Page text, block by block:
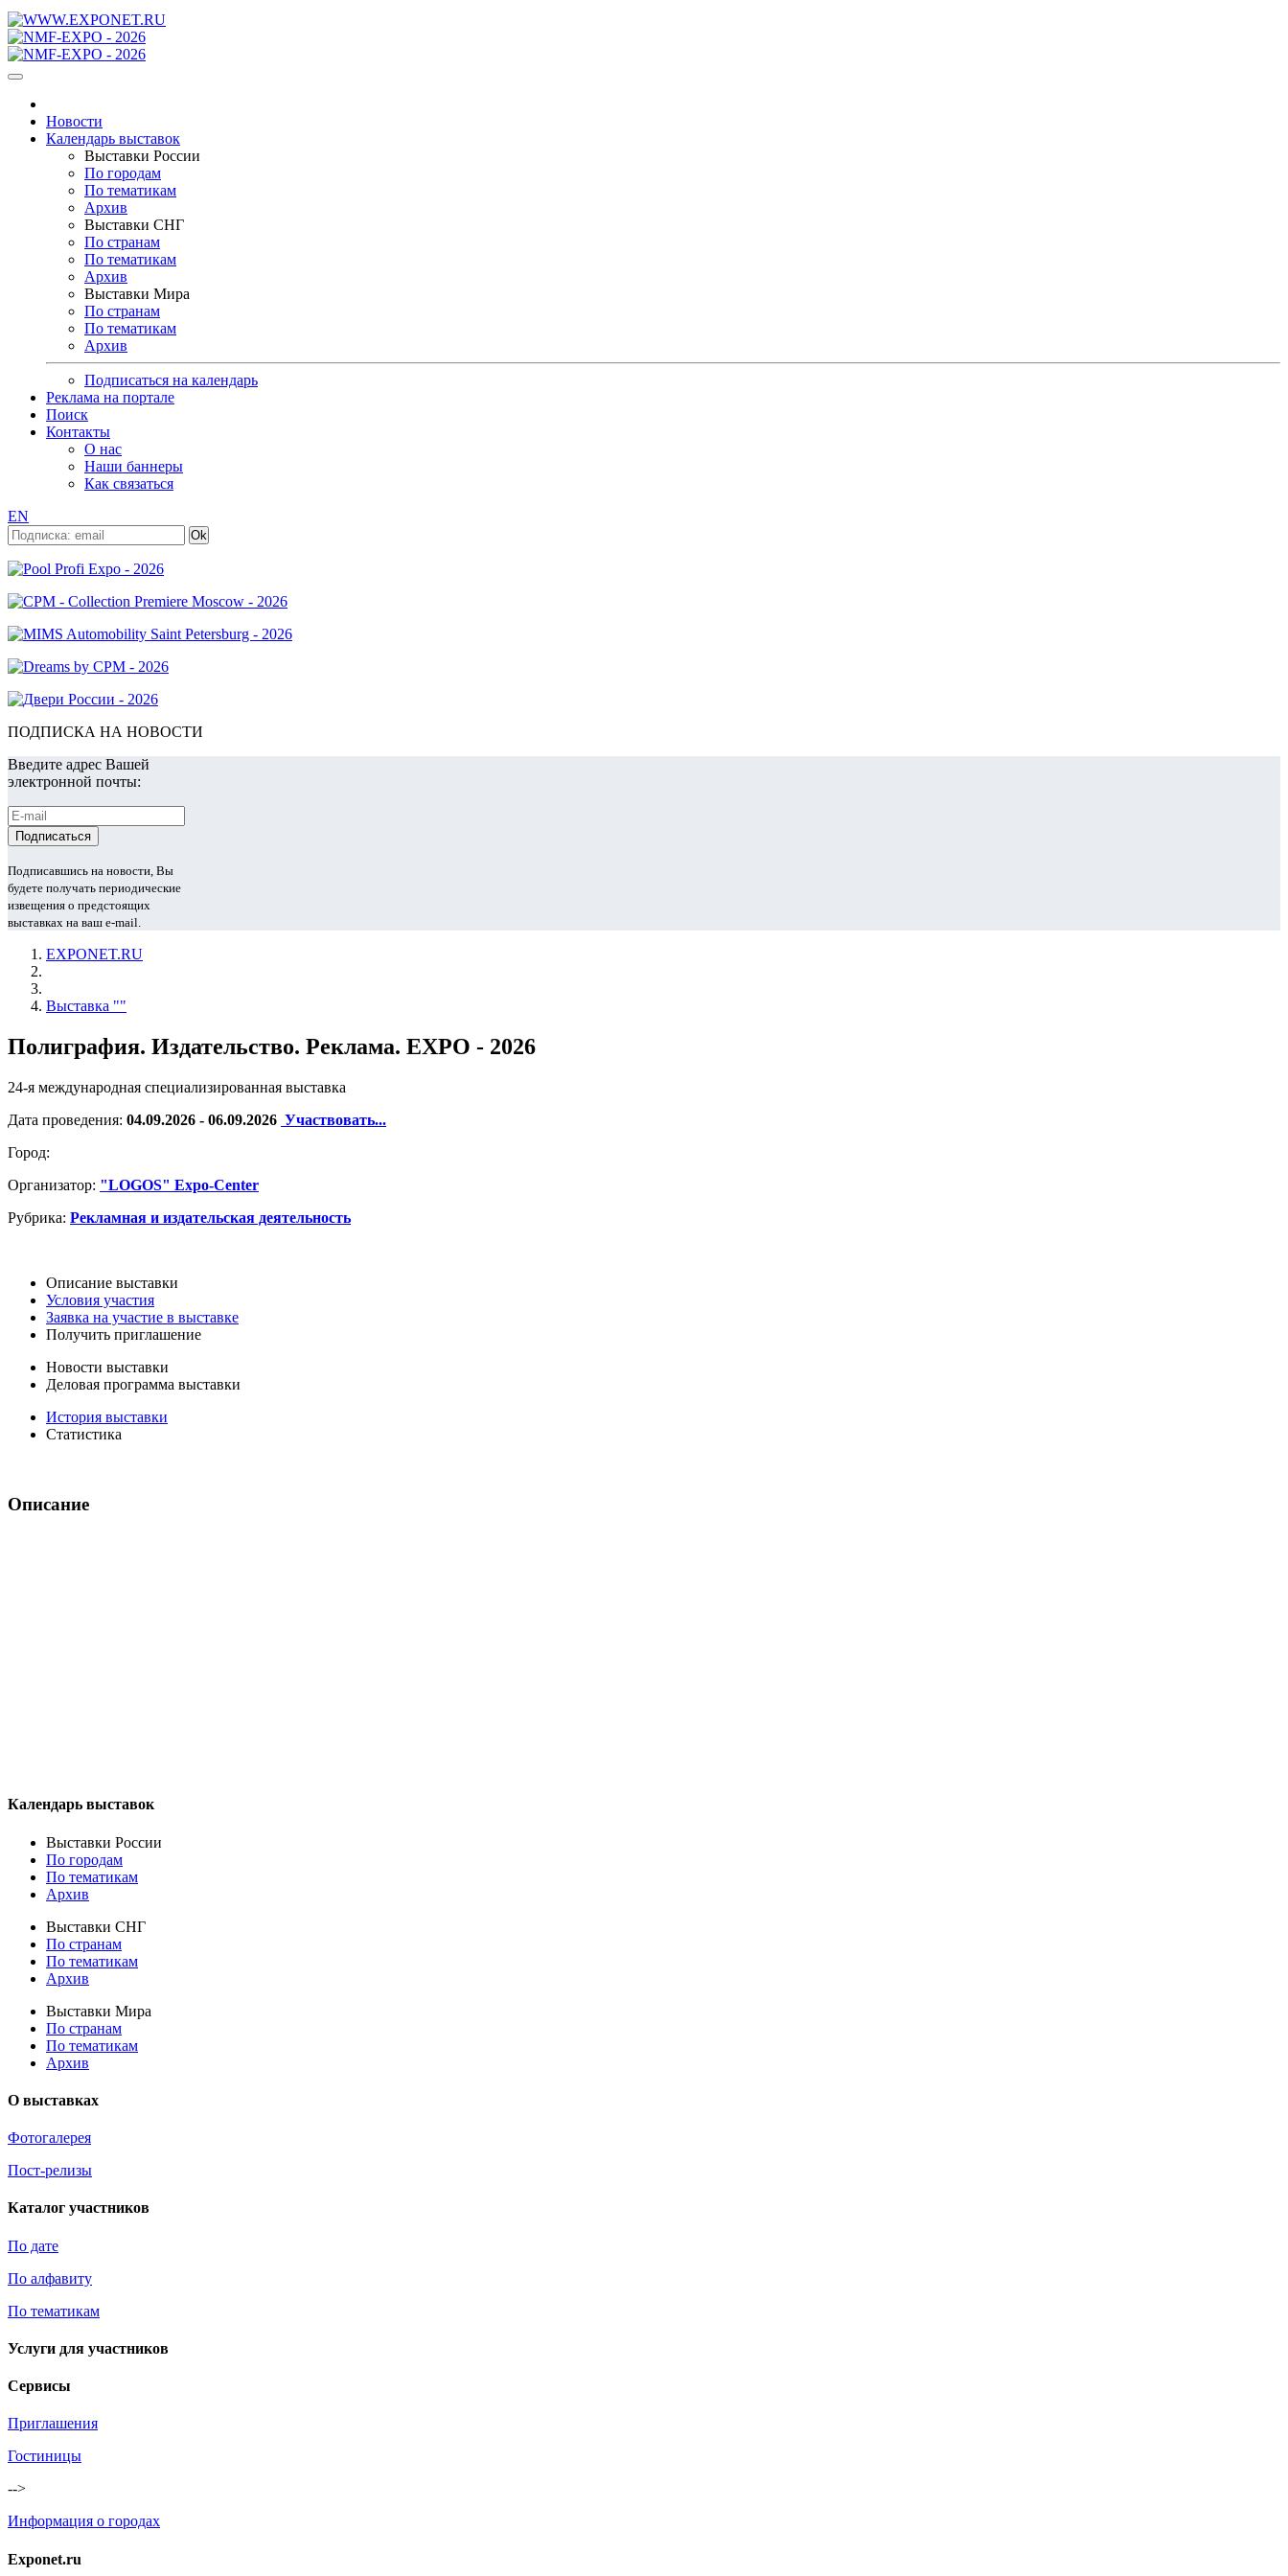
Новости
Календарь выставок
Выставки России
По городам
По тематикам
Архив
Выставки СНГ
По странам
По тематикам
Архив
Выставки Мира
По странам
По тематикам
Архив
Подписаться на календарь
Реклама на портале
Поиск
Контакты
О нас
Наши баннеры
Как связаться
EN
ПОДПИСКА НА НОВОСТИ
Введите адрес Вашей
электронной почты:
Подписавшись на новости, Вы
будете получать периодические
извещения о предстоящих
выставках на ваш e-mail.
EXPONET.RU
Выставка ""
Полиграфия. Издательство. Реклама. EXPO - 2026
24-я международная специализированная выставка
Дата проведения: 04.09.2026 - 06.09.2026 Участвовать...
Город:
Организатор: "LOGOS" Expo-Center
Рубрика: Рекламная и издательская деятельность
Описание выставки
Условия участия
Заявка на участие в выставке
Получить приглашение
Новости выставки
Деловая программа выставки
История выставки
Статистика
Описание
Календарь выставок
Выставки России
По городам
По тематикам
Архив
Выставки СНГ
По странам
По тематикам
Архив
Выставки Мира
По странам
По тематикам
Архив
О выставках
Фотогалерея
Пост-релизы
Каталог участников
По дате
По алфавиту
По тематикам
Услуги для участников
Сервисы
Приглашения
Гостиницы
-->
Информация о городах
Exponet.ru